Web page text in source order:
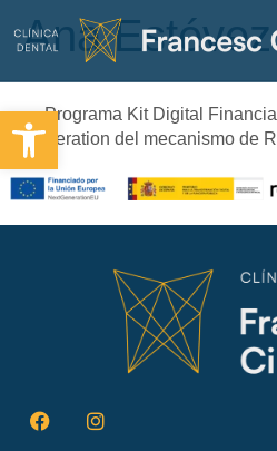
Abrir barra de herramientas
Ana Estévez
Programa Kit Digital
Generation del mecanismo de